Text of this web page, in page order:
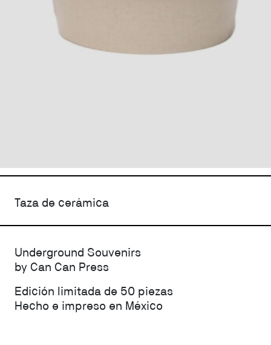
Taza de cerámica
Underground Souvenirs
by Can Can Press
Edición limitada de 50 piezas
Hecho e impreso en México